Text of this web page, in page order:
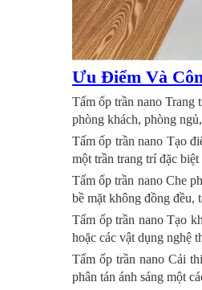
Ưu Điểm Và
Tấm ốp trần nano Trang
phòng khách, phòng
Tấm ốp trần nano Tạo
một trần trang trí đặc
Tấm ốp trần nano Che
bề mặt không đồng đều,
Tấm ốp trần nano Tạo
hoặc các vật dụng nghệ
Tấm ốp trần nano Cải
phân tán ánh sáng một